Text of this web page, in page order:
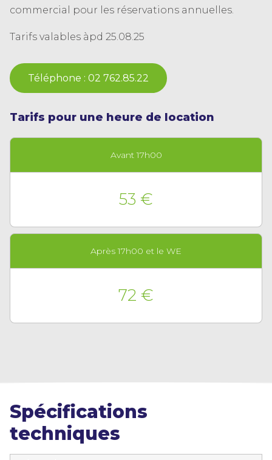
commercial pour les réservations annuelles.
Tarifs valables àpd 25.08.25
Téléphone : 02 762.85.22
Tarifs pour une heure de location
Avant 17h00
53 €
Après 17h00 et le WE
72 €
Spécifications
techniques